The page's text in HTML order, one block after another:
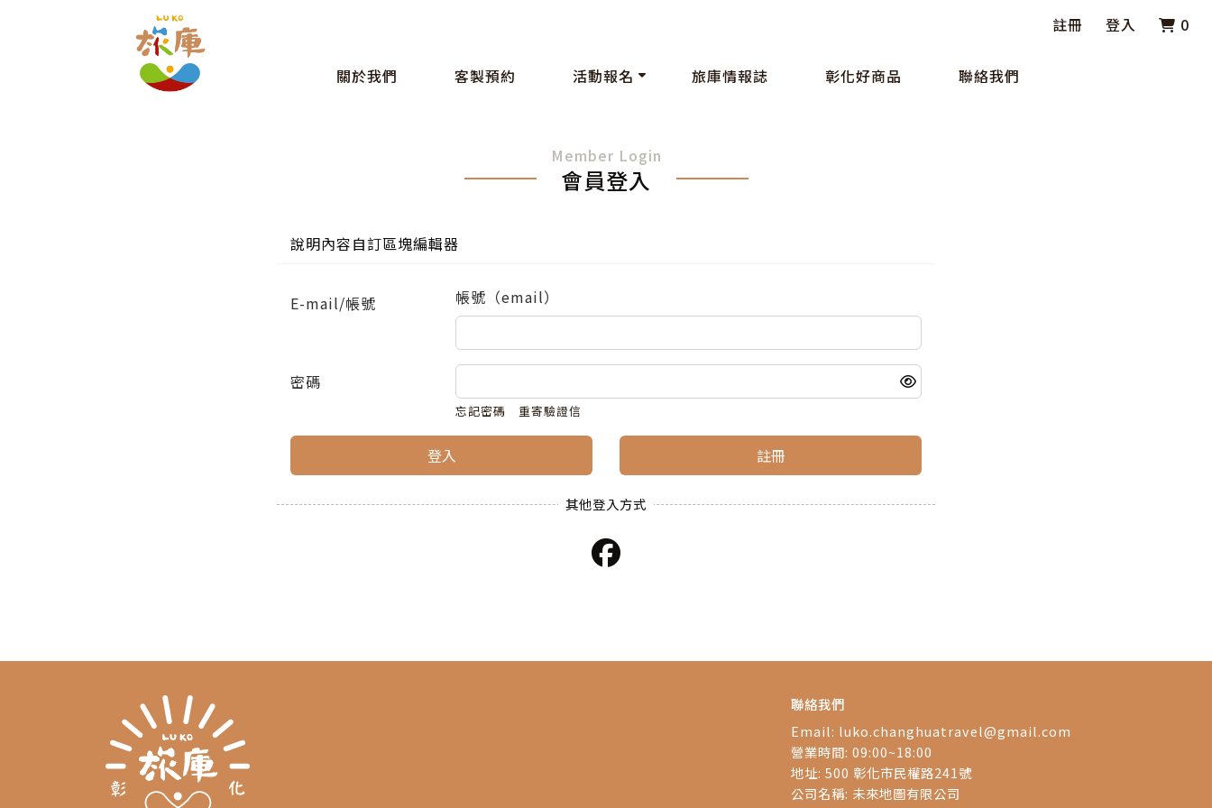
註冊 登入 0
關於我們 客製預約 活動報名 旅庫情報誌 彰化好商品 聯絡我們
Member Login
會員登入
說明內容自訂區塊編輯器
E-mail/帳號 帳號（email）
密碼
忘記密碼 重寄驗證信
登入 註冊
聯絡我們
Email: luko.changhuatravel@gmail.com
營業時間: 09:00~18:00
地址: 500 彰化市民權路241號
公司名稱: 未來地圖有限公司